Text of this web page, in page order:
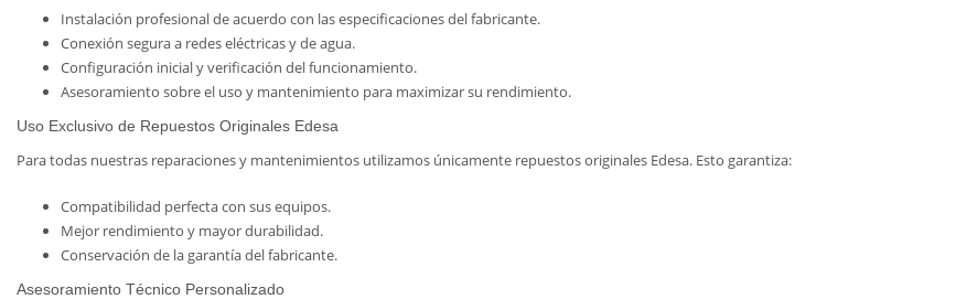
Instalación profesional de acuerdo con las especificaciones del fabricante.
Conexión segura a redes eléctricas y de agua.
Configuración inicial y verificación del funcionamiento.
Asesoramiento sobre el uso y mantenimiento para maximizar su rendimiento.
Uso Exclusivo de Repuestos Originales Edesa
Para todas nuestras reparaciones y mantenimientos utilizamos únicamente repuestos originales Edesa. Esto garantiza:
Compatibilidad perfecta con sus equipos.
Mejor rendimiento y mayor durabilidad.
Conservación de la garantía del fabricante.
Asesoramiento Técnico Personalizado